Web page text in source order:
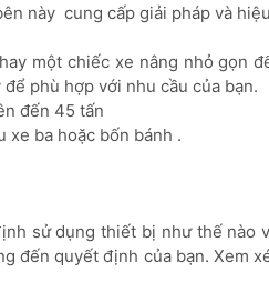
này cung cấp giải pháp và
một chiếc xe nâng nhỏ gọn
phù hợp với nhu cầu của bạn.
đến 45 tấn
ba hoặc bốn bánh .
sử dụng thiết bị như thế nào
đến quyết định của bạn. Xem